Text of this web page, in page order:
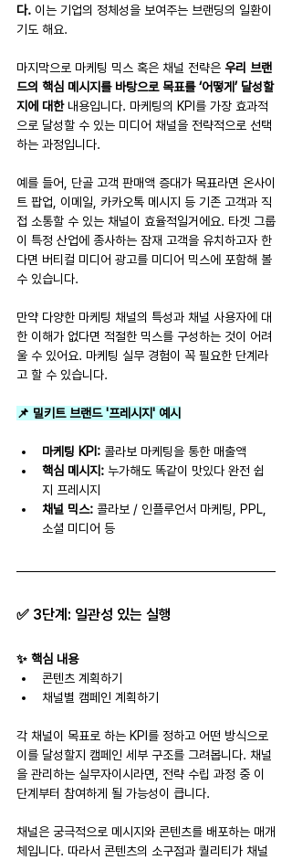
다. 이는 기업의 정체성을 보여주는 브랜딩의 일환이
기도 해요.
마지막으로 마케팅 믹스 혹은 채널 전략은 우리 브랜
드의 핵심 메시지를 바탕으로 목표를 ‘어떻게’ 달성할
지에 대한 내용입니다. 마케팅의 KPI를 가장 효과적
으로 달성할 수 있는 미디어 채널을 전략적으로 선택
하는 과정입니다.
예를 들어, 단골 고객 판매액 증대가 목표라면 온사이
트 팝업, 이메일, 카카오톡 메시지 등 기존 고객과 직
접 소통할 수 있는 채널이 효율적일거에요. 타겟 그룹
이 특정 산업에 종사하는 잠재 고객을 유치하고자 한
다면 버티컬 미디어 광고를 미디어 믹스에 포함해 볼
수 있습니다.
만약 다양한 마케팅 채널의 특성과 채널 사용자에 대
한 이해가 없다면 적절한 믹스를 구성하는 것이 어려
울 수 있어요. 마케팅 실무 경험이 꼭 필요한 단계라
고 할 수 있습니다.
📌 밀키트 브랜드 '프레시지' 예시
마케팅 KPI: 콜라보 마케팅을 통한 매출액
핵심 메시지: 누가해도 똑같이 맛있다 완전 쉽
지 프레시지
채널 믹스: 콜라보 / 인플루언서 마케팅, PPL,
소셜 미디어 등
✅ 3단계: 일관성 있는 실행
✨ 핵심 내용
콘텐츠 계획하기
채널별 캠페인 계획하기
각 채널이 목표로 하는 KPI를 정하고 어떤 방식으로
이를 달성할지 캠페인 세부 구조를 그려봅니다. 채널
을 관리하는 실무자이시라면, 전략 수립 과정 중 이
단계부터 참여하게 될 가능성이 큽니다.
채널은 궁극적으로 메시지와 콘텐츠를 배포하는 매개
체입니다. 따라서 콘텐츠의 소구점과 퀄리티가 채널